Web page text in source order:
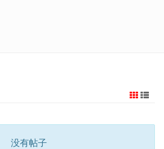
没有帖子